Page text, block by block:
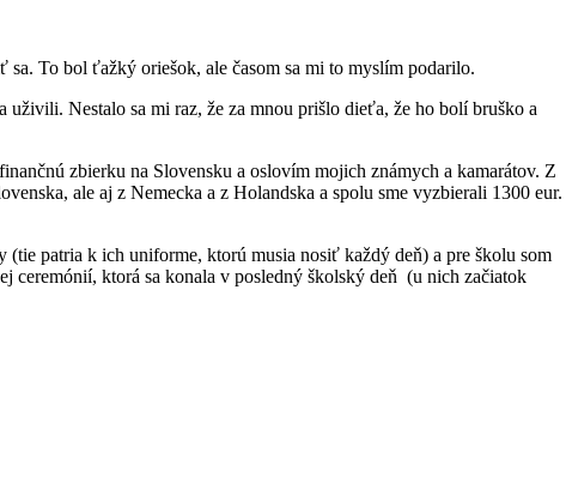
To bol ťažký oriešok, ale časom sa mi to myslím podarilo.
Nestalo sa mi raz, že za mnou prišlo dieťa, že ho bolí bruško a
zbierku na Slovensku a oslovím mojich známych a kamarátov. Z
ale aj z Nemecka a z Holandska a spolu sme vyzbierali 1300 eur.
patria k ich uniforme, ktorú musia nosiť každý deň) a pre školu som
ceremónií, ktorá sa konala v posledný školský deň (u nich začiatok